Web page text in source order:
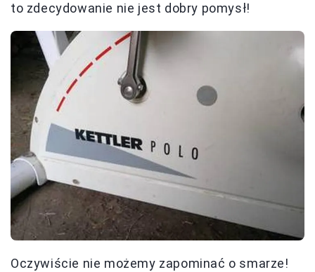
to zdecydowanie nie jest dobry pomysł!
Oczywiście nie możemy zapominać o smarze!